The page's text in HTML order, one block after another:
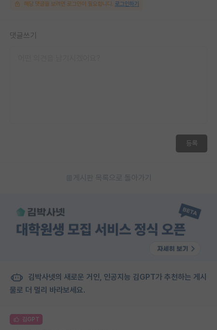
해당 댓글을 보려면 로그인이 필요합니다. 로그인하기
댓글쓰기
등록
게시판 목록으로 돌아가기
김박사넷의 새로운 거인, 인공지능 김GPT가 추천하는 게시
물로 더 멀리 바라보세요.
김GPT